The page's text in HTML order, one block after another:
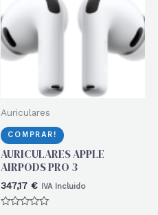
Auriculares
COMPRAR!
AURICULARES APPLE
AIRPODS PRO 3
347,17 € IVA Incluido